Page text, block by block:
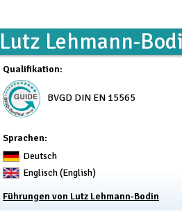
Lutz Lehmann-
Qualifikation:
BVGD DIN EN 15565
Sprachen:
Deutsch
Englisch (English)
Führungen von Lutz Lehmann-Bodin